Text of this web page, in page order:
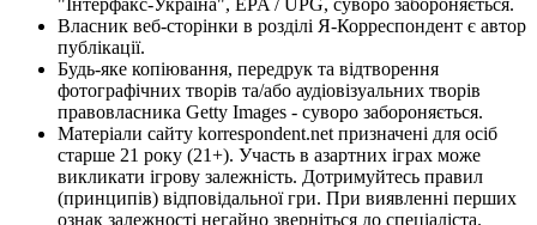
Власник веб-сторінки в розділі Я-Корреспондент є автор
публікації.
Будь-яке копіювання, передрук та відтворення
фотографічних творів та/або аудіовізуальних творів
правовласника Getty Images - суворо забороняється.
Матеріали сайту korrespondent.net призначені для осіб
старше 21 року (21+). Участь в азартних іграх може
викликати ігрову залежність. Дотримуйтесь правил
(принципів) відповідальної гри. При виявленні перших
ознак залежності негайно зверніться до спеціаліста.